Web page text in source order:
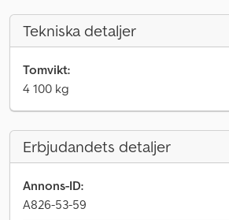
Tekniska detaljer
Tomvikt:
4 100 kg
Erbjudandets detaljer
Annons-ID:
A826-53-59